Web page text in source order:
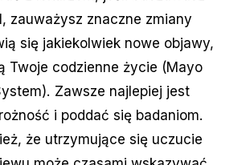
zauważysz znaczne zmiany
się jakiekolwiek nowe objawy,
Twoje codzienne życie (Mayo
Zawsze najlepiej jest
i poddać się badaniom.
że utrzymujące się uczucie